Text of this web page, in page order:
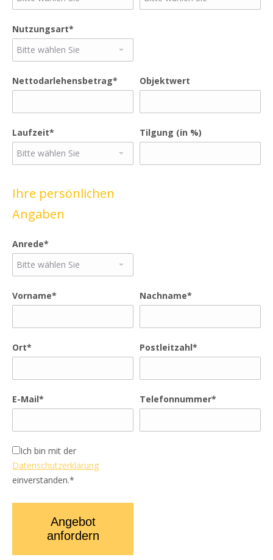
Nutzungsart*
Nettodarlehensbetrag* Objektwert
Laufzeit* Tilgung (in %)
Ihre persönlichen
Angaben
Anrede*
Vorname* Nachname*
Ort* Postleitzahl*
E-Mail* Telefonnummer*
Ich bin mit der
Datenschutzerklärung
einverstanden.*
Angebot
anfordern